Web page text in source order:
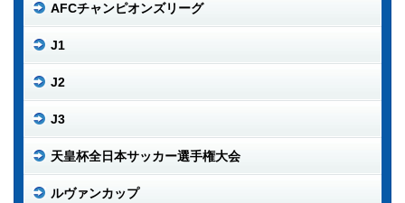
AFCチャンピオンズリーグ
J1
J2
J3
天皇杯全日本サッカー選手権大会
ルヴァンカップ